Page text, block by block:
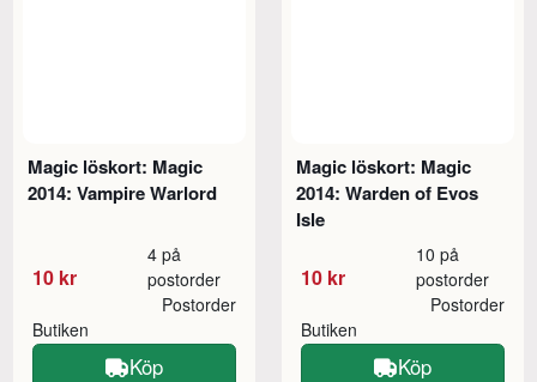
Magic löskort: Magic
2014: Vampire Warlord
10 kr
4 på
postorder
Butiken
Postorder
Köp
Magic löskort: Magic
2014: Warden of Evos
Isle
10 kr
10 på
postorder
Butiken
Postorder
Köp